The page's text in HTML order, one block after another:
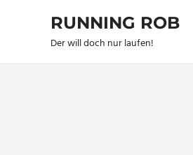
RUNNING ROB
Der will doch nur laufen!